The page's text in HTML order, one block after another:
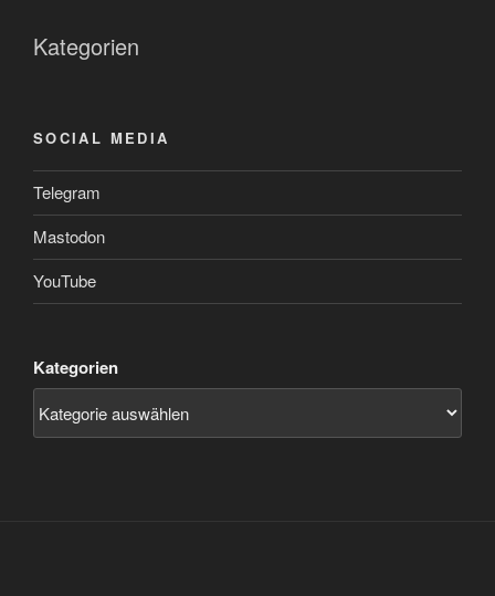
Kategorien
SOCIAL MEDIA
Telegram
Mastodon
YouTube
Kategorien